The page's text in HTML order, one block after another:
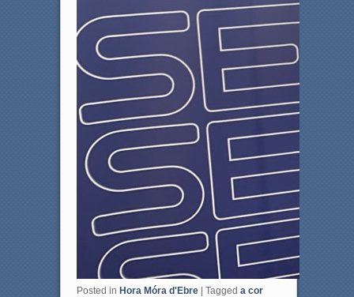
Posted in Hora Móra d'Ebre | Tagged a cor